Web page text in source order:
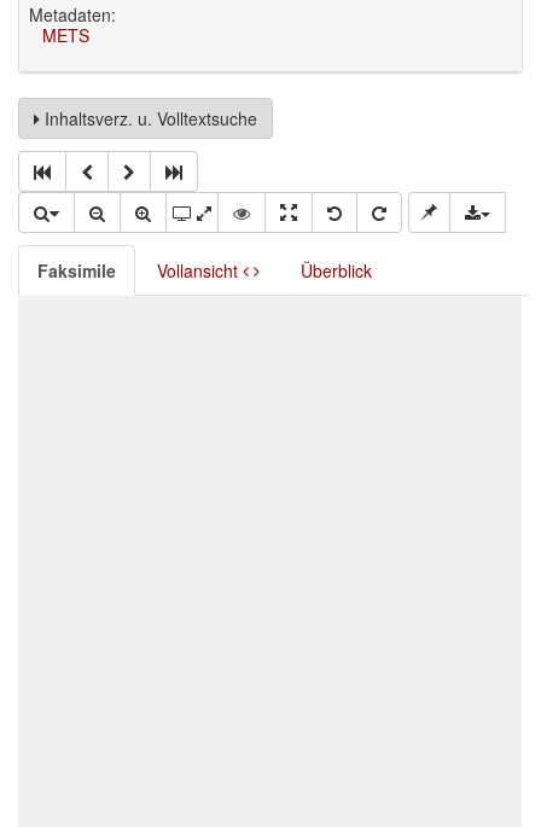
Metadaten:
METS
Inhaltsverz. u. Volltextsuche
Faksimile Vollansicht Überblick